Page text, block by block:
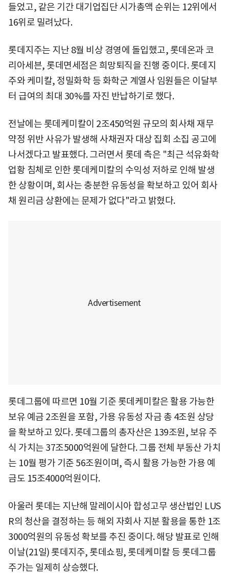
들었고, 같은 기간 대기업집단 시가총액 순위는 12위에서
16위로 밀려났다.
롯데지주는 지난 8월 비상 경영에 돌입했고, 롯데온과 코
리아세븐, 롯데면세점은 희망퇴직을 진행 중이다. 롯데지
주와 케미칼, 정밀화학 등 화학군 계열사 임원들은 이달부
터 급여의 최대 30%를 자진 반납하기로 했다.
전날에는 롯데케미칼이 2조450억원 규모의 회사채 재무
약정 위반 사유가 발생해 사채권자 대상 집회 소집 공고에
나서겠다고 발표했다. 그러면서 롯데 측은 "최근 석유화학
업황 침체로 인한 롯데케미칼의 수익성 저하로 인해 발생
한 상황이며, 회사는 충분한 유동성을 확보하고 있어 회사
채 원리금 상환에는 문제가 없다"라고 밝혔다.
롯데그룹에 따르면 10월 기준 롯데케미칼은 활용 가능한
보유 예금 2조원을 포함, 가용 유동성 자금 총 4조원 상당
을 확보하고 있다. 롯데그룹의 총자산은 139조원, 보유 주
식 가치는 37조5000억원에 달한다. 그룹 전체 부동산 가치
는 10월 평가 기준 56조원이며, 즉시 활용 가능한 가용 예
금도 15조4000억원이다.
아울러 롯데는 지난해 말레이시아 합성고무 생산법인 LUS
R의 청산을 결정하는 등 해외 자회사 지분 활용을 통한 1조
3000억원의 유동성 확보를 추진 중이다. 해당 발표로 인해
이날(21일) 롯데지주, 롯데쇼핑, 롯데케미칼 등 롯데그룹
주가는 일제히 상승했다.